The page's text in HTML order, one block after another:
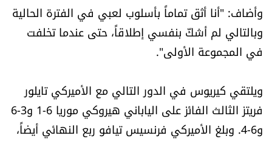
ثقافة وفنون
فصل من كتاب
اقرأ تضحك
كاميرا
وأضاف: "أنا أثق تماماً بأسلوب لعبي في الفترة الحالية
وبالتالي لم أشكّ بنفسي إطلاقاً، حتى عندما تخلفت
في المجموعة الأولى".
ويلتقي كيريوس في الدور التالي مع الأميركي تايلور
فريتز الثالث الفائز على الياباني هيروكي موريا 6-1 و3-6
و6-4. وبلغ الأميركي فرنسيس تيافو ربع النهائي أيضاً،